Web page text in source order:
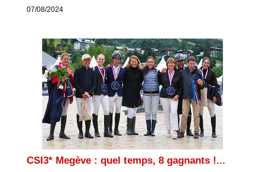
07/08/2024
CSI3* Megève : quel temps, 8 gagnants !...